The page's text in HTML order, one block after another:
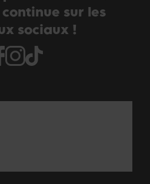
et êtes garant de
de nos procédures
à pourvoir ASAP
Nantes(44)
sur les
sociaux !